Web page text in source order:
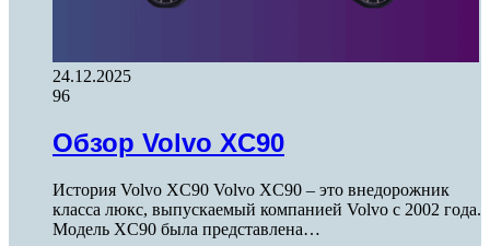
24.12.2025
96
Обзор Volvo XC90
История Volvo XC90 Volvo XC90 – это внедорожник
класса люкс, выпускаемый компанией Volvo с 2002 года.
Модель XC90 была представлена…